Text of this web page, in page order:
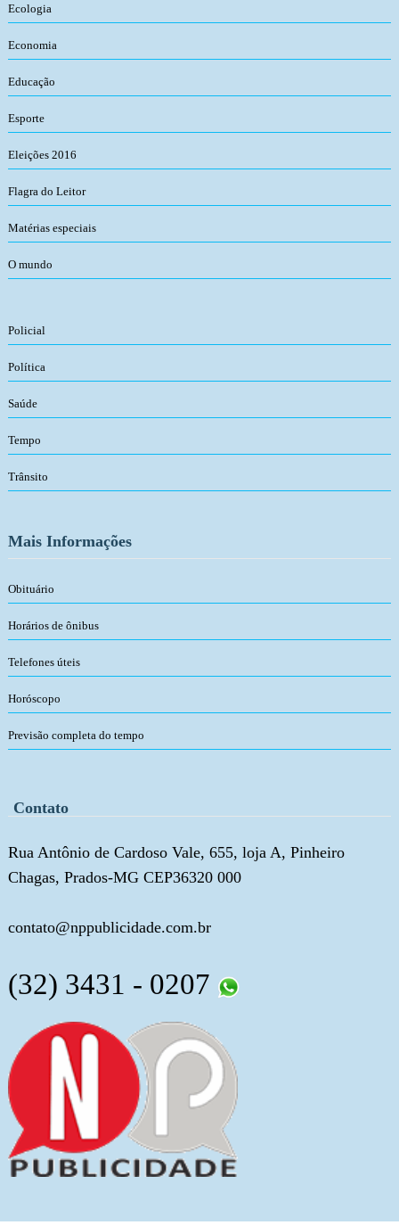
Ecologia
Economia
Educação
Esporte
Eleições 2016
Flagra do Leitor
Matérias especiais
O mundo
Policial
Política
Saúde
Tempo
Trânsito
Mais Informações
Obituário
Horários de ônibus
Telefones úteis
Horóscopo
Previsão completa do tempo
Contato
Rua Antônio de Cardoso Vale, 655, loja A, Pinheiro
Chagas, Prados-MG CEP36320 000
contato@nppublicidade.com.br
(32) 3431 - 0207